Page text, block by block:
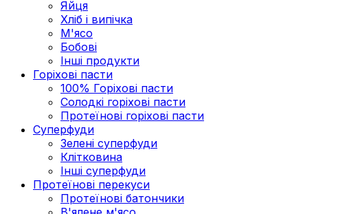
Яйця
Хліб і випічка
М'ясо
Бобові
Інші продукти
Горіхові пасти
100% Горіхові пасти
Солодкі горіхові пасти
Протеїнові горіхові пасти
Суперфуди
Зелені суперфуди
Клітковина
Інші суперфуди
Протеїнові перекуси
Протеїнові батончики